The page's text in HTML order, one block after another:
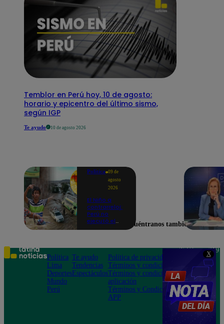
X
Temblor en Perú hoy, 10 de agosto:
horario y epicentro del último sismo,
según IGP
Te ayudo 10 de agosto 2026
Política 09 de
agosto
2026
El Niño a
contrarreloj:
Perú no
ejecutó el
inundaciones
en puntos
críticos de
ríos
Encuéntranos también en
Política
Lima
Deportes
Mundo
Perú
Te ayudo
Tendencias
Espectáculos
Política de privacidad
Términos y condiciones
Términos y condiciones
aplicación
Términos y Condiciones
APP
Teléfono: 219
Av. San
Felipe 968
Jesús María